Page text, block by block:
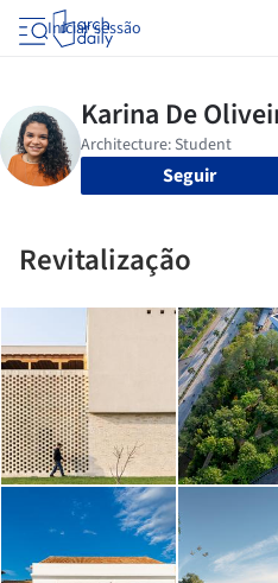
Iniciar sessão
Seguir
Revitalização